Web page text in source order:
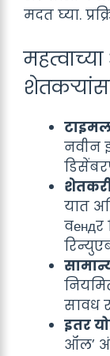
मदत घ्या.
नवीन
यात
वендर
सावध
इतर
ऑल’